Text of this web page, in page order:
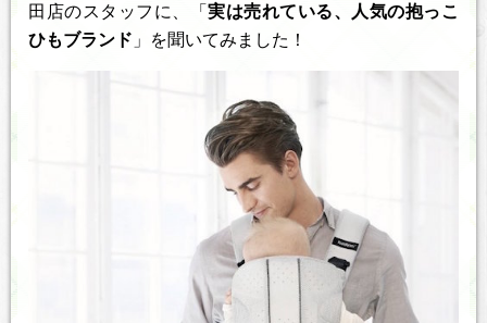
田店のスタッフに、「実は売れている、人気の抱っこ
ひもブランド 」を聞いてみました！